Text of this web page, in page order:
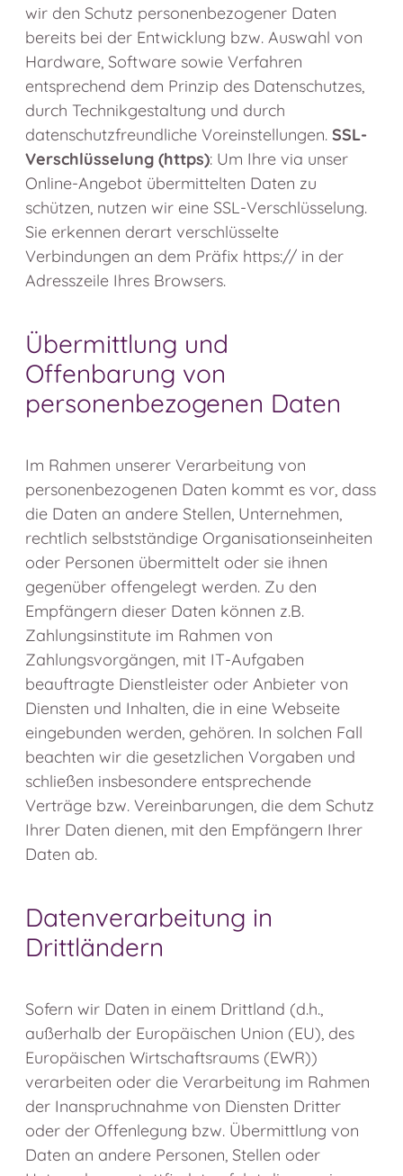
wir den Schutz personenbezogener Daten
bereits bei der Entwicklung bzw. Auswahl von
Hardware, Software sowie Verfahren
entsprechend dem Prinzip des Datenschutzes,
durch Technikgestaltung und durch
datenschutzfreundliche Voreinstellungen. SSL-
Verschlüsselung (https): Um Ihre via unser
Online-Angebot übermittelten Daten zu
schützen, nutzen wir eine SSL-Verschlüsselung.
Sie erkennen derart verschlüsselte
Verbindungen an dem Präfix https:// in der
Adresszeile Ihres Browsers.
Übermittlung und
Offenbarung von
personenbezogenen Daten
Im Rahmen unserer Verarbeitung von
personenbezogenen Daten kommt es vor, dass
die Daten an andere Stellen, Unternehmen,
rechtlich selbstständige Organisationseinheiten
oder Personen übermittelt oder sie ihnen
gegenüber offengelegt werden. Zu den
Empfängern dieser Daten können z.B.
Zahlungsinstitute im Rahmen von
Zahlungsvorgängen, mit IT-Aufgaben
beauftragte Dienstleister oder Anbieter von
Diensten und Inhalten, die in eine Webseite
eingebunden werden, gehören. In solchen Fall
beachten wir die gesetzlichen Vorgaben und
schließen insbesondere entsprechende
Verträge bzw. Vereinbarungen, die dem Schutz
Ihrer Daten dienen, mit den Empfängern Ihrer
Daten ab.
Datenverarbeitung in
Drittländern
Sofern wir Daten in einem Drittland (d.h.,
außerhalb der Europäischen Union (EU), des
Europäischen Wirtschaftsraums (EWR))
verarbeiten oder die Verarbeitung im Rahmen
der Inanspruchnahme von Diensten Dritter
oder der Offenlegung bzw. Übermittlung von
Daten an andere Personen, Stellen oder